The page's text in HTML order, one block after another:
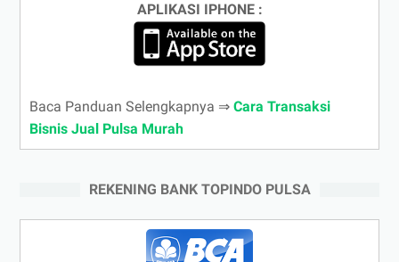
APLIKASI IPHONE :
Baca Panduan Selengkapnya ⇒ Cara Transaksi
Bisnis Jual Pulsa Murah
REKENING BANK TOPINDO PULSA